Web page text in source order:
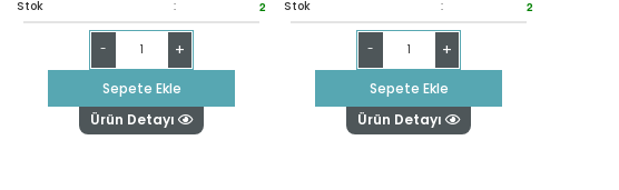
Stok : 2
- +
Sepete Ekle
Ürün Detayı
Stok : 2
- +
Sepete Ekle
Ürün Detayı